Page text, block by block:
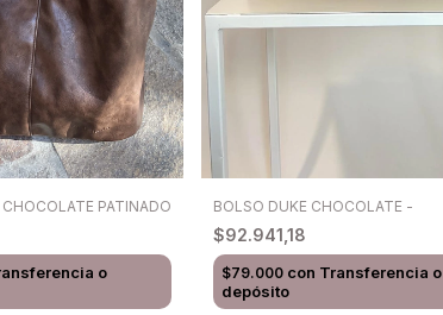
PATINADO
o
BOLSO DUKE CHOCOLATE -
$92.941,18
$79.000 con Transferencia o
depósito